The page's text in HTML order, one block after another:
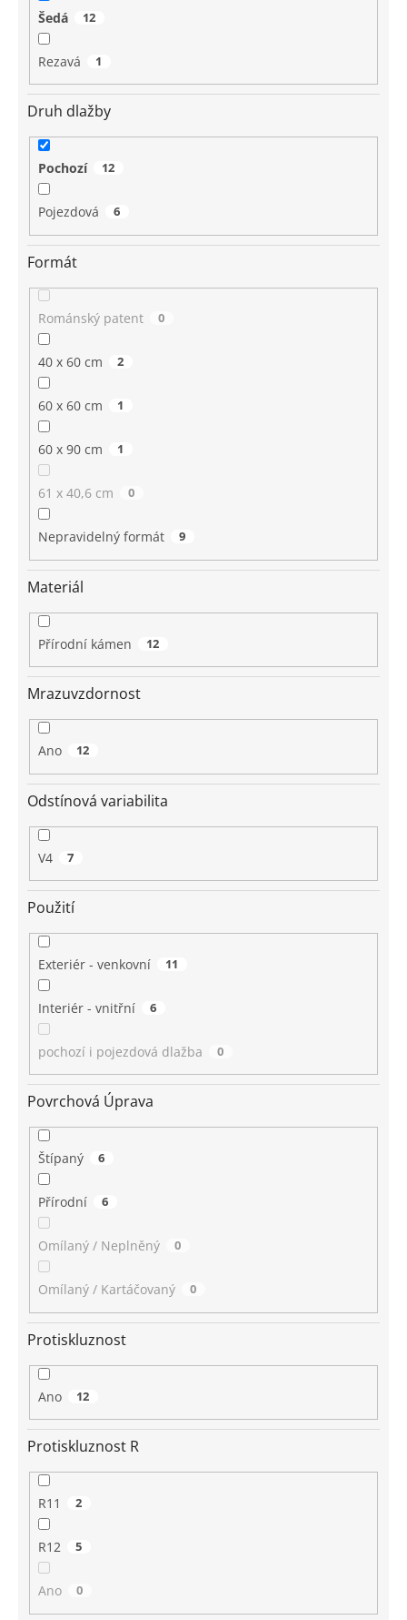
Šedá 12
Rezavá 1
Druh dlažby
Pochozí 12
Pojezdová 6
Formát
Románský patent 0
40 x 60 cm 2
60 x 60 cm 1
60 x 90 cm 1
61 x 40,6 cm 0
Nepravidelný formát 9
Materiál
Přírodní kámen 12
Mrazuvzdornost
Ano 12
Odstínová variabilita
V4 7
Použití
Exteriér - venkovní 11
Interiér - vnitřní 6
pochozí i pojezdová dlažba 0
Povrchová Úprava
Štípaný 6
Přírodní 6
Omílaný / Neplněný 0
Omílaný / Kartáčovaný 0
Protiskluznost
Ano 12
Protiskluznost R
R11 2
R12 5
Ano 0